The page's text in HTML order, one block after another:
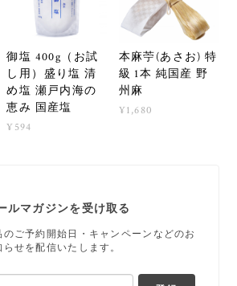
御塩 400g（お試
し用）盛り塩 清
め塩 瀬戸内海の
恵み 国産塩
¥594
本麻苧(あさお) 特
級 1本 純国産 野
州麻
¥1,680
ルマガジンを受け取る
ご予約開始日・キャンペーンなどのお
らせを配信いたします。